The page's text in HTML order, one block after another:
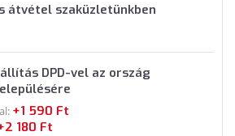
átvétel szaküzletünkben
DPD-vel az ország
+1 590 Ft
180 Ft